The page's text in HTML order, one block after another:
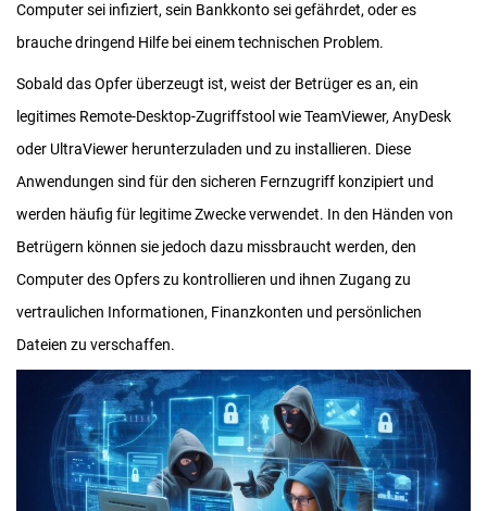
Computer sei infiziert, sein Bankkonto sei gefährdet, oder es
brauche dringend Hilfe bei einem technischen Problem.
Sobald das Opfer überzeugt ist, weist der Betrüger es an, ein
legitimes Remote-Desktop-Zugriffstool wie TeamViewer, AnyDesk
oder UltraViewer herunterzuladen und zu installieren. Diese
Anwendungen sind für den sicheren Fernzugriff konzipiert und
werden häufig für legitime Zwecke verwendet. In den Händen von
Betrügern können sie jedoch dazu missbraucht werden, den
Computer des Opfers zu kontrollieren und ihnen Zugang zu
vertraulichen Informationen, Finanzkonten und persönlichen
Dateien zu verschaffen.